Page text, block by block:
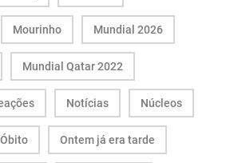
Mourinho Mundial 2026
Mundial Qatar 2022
Notícias Núcleos
Óbito Ontem já era tarde